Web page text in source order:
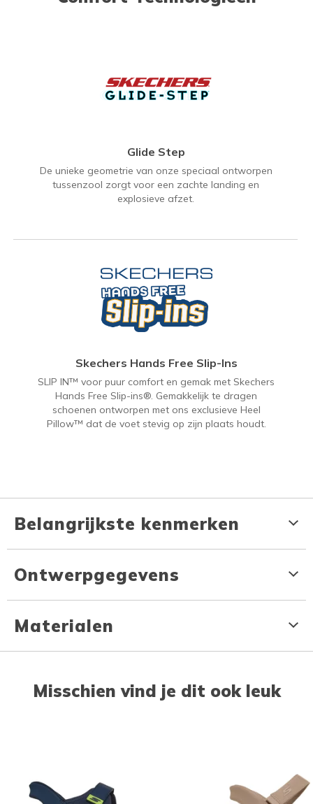
Glide Step
De unieke geometrie van onze speciaal ontworpen
tussenzool zorgt voor een zachte landing en
explosieve afzet.
Skechers Hands Free Slip-Ins
SLIP IN™ voor puur comfort en gemak met Skechers
Hands Free Slip-ins®. Gemakkelijk te dragen
schoenen ontworpen met ons exclusieve Heel
Pillow™ dat de voet stevig op zijn plaats houdt.
Belangrijkste kenmerken
Ontwerpgegevens
Materialen
Misschien vind je dit ook leuk